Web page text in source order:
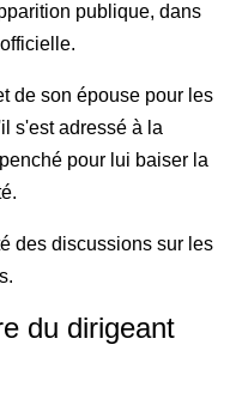
publique, dans
de son épouse pour les
s'est adressé à la
pour lui baiser la
des discussions sur les
du dirigeant